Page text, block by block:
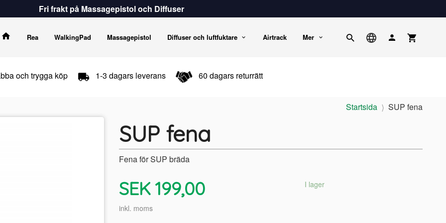
Fri frakt på Massagepistol och Diffuser
Rea WalkingPad Massagepistol Diffuser och luftfuktare Airtrack Mer
och trygga köp 1-3 dagars leverans 60 dagars returrätt
Startsida SUP fena
SUP fena
Fena för SUP bräda
Pris
SEK 199,00
inkl. moms
I lager